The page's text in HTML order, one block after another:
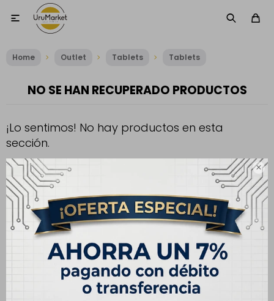


Home Outlet Tablets Tablets
NO SE HAN RECUPERADO PRODUCTOS
¡Lo sentimos! No hay productos en esta
sección.
Inténtalo nuevamente con otros criterios de filtrado o busca en
otras secciones de nuestro catálogo.
Filtrando por: Tablets Tablets Capacidad: 128 GB
Quitar filtrosTe recomendamos quitar:
Tablets